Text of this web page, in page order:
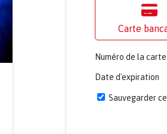
Carte
Numéro de la carte
Date d'expiration
Sauvegarder